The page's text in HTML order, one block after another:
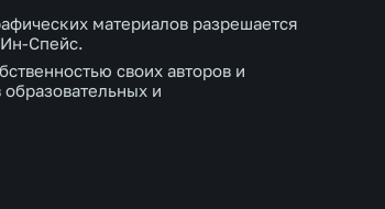
материалов разрешается
Спейс.
своих авторов и
и